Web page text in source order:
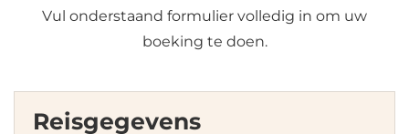
Vul onderstaand formulier volledig in om uw
boeking te doen.
Reisgegevens